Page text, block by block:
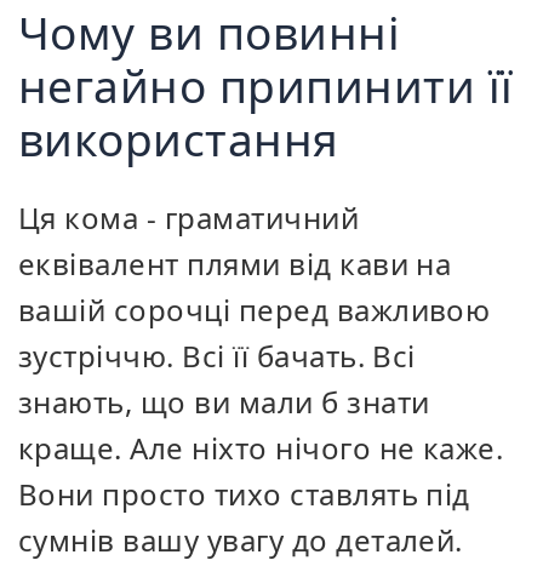
Чому ви повинні
негайно припинити її
використання
Ця кома - граматичний
еквівалент плями від кави на
вашій сорочці перед важливою
зустріччю. Всі її бачать. Всі
знають, що ви мали б знати
краще. Але ніхто нічого не каже.
Вони просто тихо ставлять під
сумнів вашу увагу до деталей.